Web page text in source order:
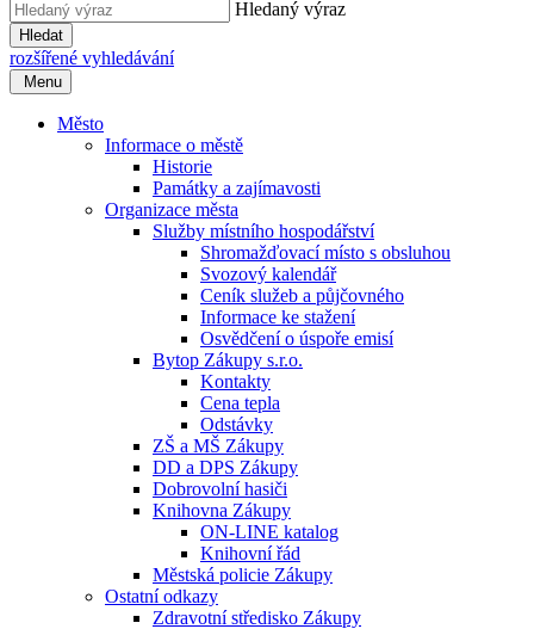
Hledaný výraz
Hledat
rozšířené vyhledávání
Menu
Město
Informace o městě
Historie
Památky a zajímavosti
Organizace města
Služby místního hospodářství
Shromažďovací místo s obsluhou
Svozový kalendář
Ceník služeb a půjčovného
Informace ke stažení
Osvědčení o úspoře emisí
Bytop Zákupy s.r.o.
Kontakty
Cena tepla
Odstávky
ZŠ a MŠ Zákupy
DD a DPS Zákupy
Dobrovolní hasiči
Knihovna Zákupy
ON-LINE katalog
Knihovní řád
Městská policie Zákupy
Ostatní odkazy
Zdravotní středisko Zákupy